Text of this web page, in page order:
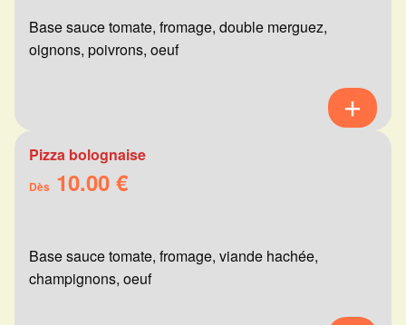
Base sauce tomate, fromage, double merguez,
oignons, poivrons, oeuf
Pizza bolognaise
Dès 10.00 €
Base sauce tomate, fromage, viande hachée,
champignons, oeuf